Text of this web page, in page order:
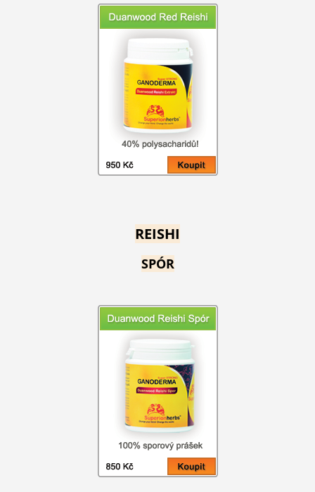
REISHI
SPÓR